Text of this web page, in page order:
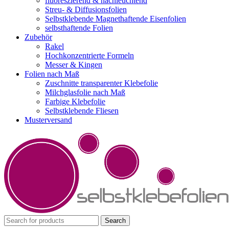
Streu- & Diffusionsfolien
Selbstklebende Magnethaftende Eisenfolien
selbsthaftende Folien
Zubehör
Rakel
Hochkonzentrierte Formeln
Messer & Kingen
Folien nach Maß
Zuschnitte transparenter Klebefolie
Milchglasfolie nach Maß
Farbige Klebefolie
Selbstklebende Fliesen
Musterversand
Search